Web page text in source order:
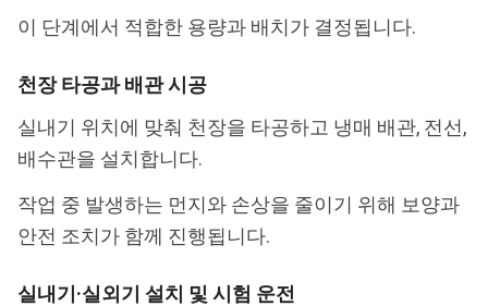
이 단계에서 적합한 용량과 배치가 결정됩니다.
천장 타공과 배관 시공
실내기 위치에 맞춰 천장을 타공하고 냉매 배관, 전선,
배수관을 설치합니다.
작업 중 발생하는 먼지와 손상을 줄이기 위해 보양과
안전 조치가 함께 진행됩니다.
실내기·실외기 설치 및 시험 운전